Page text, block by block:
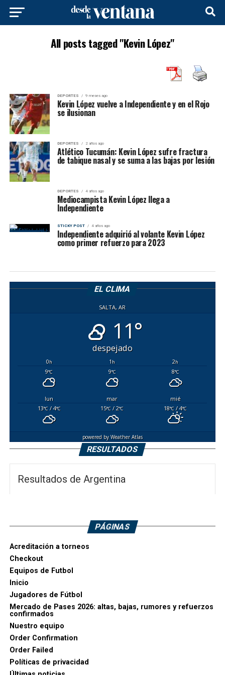
All posts tagged "Kevin López"
DEPORTES 9 meses ago
Kevin López vuelve a Independiente y en el Rojo
se ilusionan
DEPORTES 2 años ago
Atlético Tucumán: Kevin López sufre fractura
de tabique nasal y se suma a las bajas por lesión
DEPORTES 4 años ago
Mediocampista Kevin López llega a
Independiente
STICKY POST 4 años ago
Independiente adquirió al volante Kevin López
como primer refuerzo para 2023
EL CLIMA
SALTA, AR
11°
despejado
0h 1h 2h
9°C 9°C 8°C
lun mar
mié
13°C/ 4°C 15°C / 2°C 18°C / 4°C
powered byWeather Atlas
RESULTADOS
Resultados de Argentina
PÁGINAS
Acreditación a torneos
Checkout
Equipos de Futbol
Inicio
Jugadores de Fútbol
Mercado de Pases 2026: altas, bajas, rumores y refuerzos
confirmados
Nuestro equipo
Order Confirmation
Order Failed
Políticas de privacidad